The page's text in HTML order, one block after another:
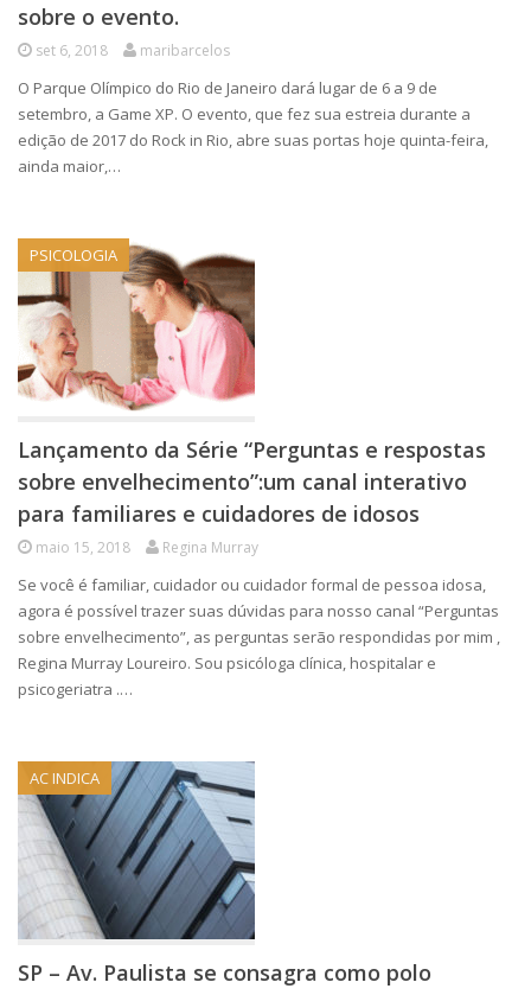
sobre o evento.
set 6, 2018 maribarcelos
O Parque Olímpico do Rio de Janeiro dará lugar de 6 a 9 de
setembro, a Game XP. O evento, que fez sua estreia durante a
edição de 2017 do Rock in Rio, abre suas portas hoje quinta-feira,
ainda maior,…
PSICOLOGIA
Lançamento da Série “Perguntas e respostas
sobre envelhecimento”:um canal interativo
para familiares e cuidadores de idosos
maio 15, 2018 Regina Murray
Se você é familiar, cuidador ou cuidador formal de pessoa idosa,
agora é possível trazer suas dúvidas para nosso canal “Perguntas
sobre envelhecimento”, as perguntas serão respondidas por mim ,
Regina Murray Loureiro. Sou psicóloga clínica, hospitalar e
psicogeriatra .…
AC INDICA
SP – Av. Paulista se consagra como polo